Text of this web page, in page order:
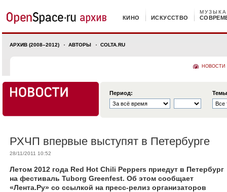
КИНО ИСКУССТВО
МУЗЫКА
АРХИВ (2008–2012) АВТОРЫ COLTA.RU
НОВОСТИ
Период:
РХЧП впервые выступят в Петербурге
28/11/2011 10:52
Летом 2012 года Red Hot Chili Peppers приедут в Петербург
на фестиваль Tuborg Greenfest. Об этом сообщает
«Лента.Ру» со ссылкой на пресс-релиз организаторов